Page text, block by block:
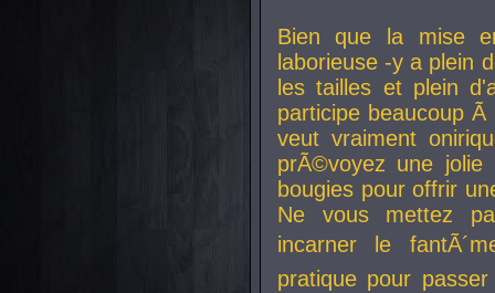
Bien que la mise
laborieuse -y a plein
les tailles et plein
participe beaucoup
veut vraiment
prÃ©voyez une
bougies pour offrir
Ne vous mettez
incarner le
pratique pour